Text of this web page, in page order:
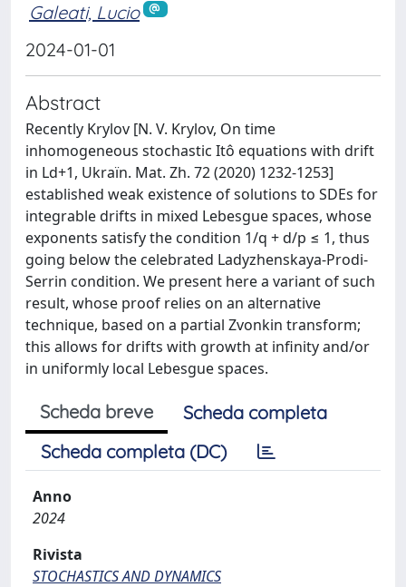
Galeati, Lucio
2024-01-01
Abstract
Recently Krylov [N. V. Krylov, On time
inhomogeneous stochastic Itô equations with drift
in Ld+1, Ukraïn. Mat. Zh. 72 (2020) 1232-1253]
established weak existence of solutions to SDEs for
integrable drifts in mixed Lebesgue spaces, whose
exponents satisfy the condition 1/q + d/p ≤ 1, thus
going below the celebrated Ladyzhenskaya-Prodi-
Serrin condition. We present here a variant of such
result, whose proof relies on an alternative
technique, based on a partial Zvonkin transform;
this allows for drifts with growth at infinity and/or
in uniformly local Lebesgue spaces.
Scheda breve
Scheda completa
Scheda completa (DC)
Anno
2024
Rivista
STOCHASTICS AND DYNAMICS